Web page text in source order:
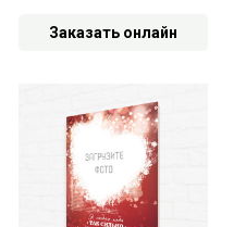
Заказать онлайн